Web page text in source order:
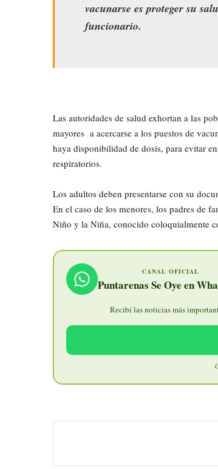
vacunarse es proteger su
funcionario.
Las autoridades de salud exhortan a las
mayores a acercarse a los puestos de
haya disponibilidad de dosis, para evitar
respiratorios.
​Los adultos deben presentarse con su
En el caso de los menores, los padres de
Niño y la Niña, conocido coloquialmente
CANAL OFICIAL
Puntarenas Se Oye en
Recibí las noticias más